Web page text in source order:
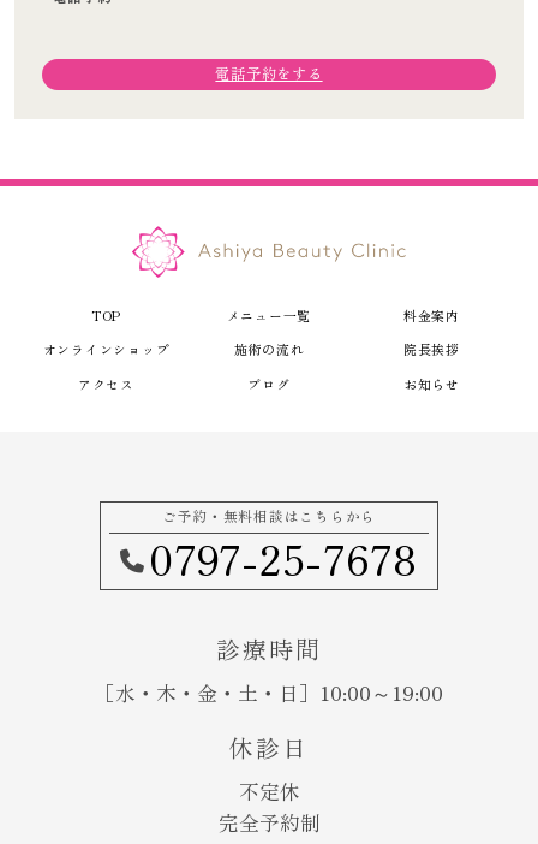
電話予約をする
TOP メニュー一覧
料金案内
オンラインショップ
施術の流れ
院長挨拶
アクセス
ブログ お知らせ
ご予約・無料相談はこちらから
0797-25-7678
診療時間
［水・木・金・土・日］10:00～19:00
休診日
不定休
完全予約制